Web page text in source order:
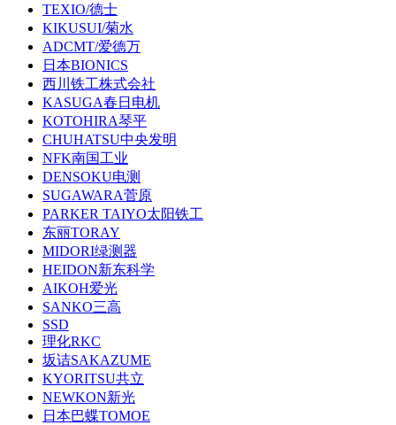
TEXIO/德士
KIKUSUI/菊水
ADCMT/爱德万
日本BIONICS
西川铁工株式会社
KASUGA春日电机
KOTOHIRA琴平
CHUHATSU中央发明
NFK南国工业
DENSOKU电测
SUGAWARA菅原
PARKER TAIYO太阳铁工
东丽TORAY
MIDORI绿测器
HEIDON新东科学
AIKOH爱光
SANKO三高
SSD
理化RKC
坂诘SAKAZUME
KYORITSU共立
NEWKON新光
日本巴蝶TOMOE